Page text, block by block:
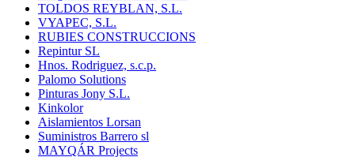
TOLDOS REYBLAN, S.L.
VYAPEC, S.L.
RUBIES CONSTRUCCIONS
Repintur SL
Hnos. Rodriguez, s.c.p.
Palomo Solutions
Pinturas Jony S.L.
Kinkolor
Aislamientos Lorsan
Suministros Barrero sl
MAYQÁR Projects